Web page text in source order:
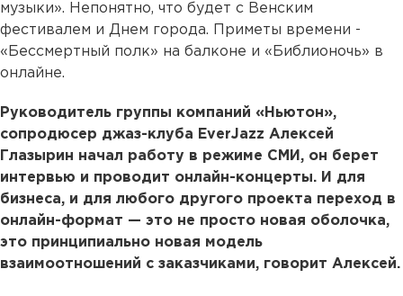
музыки». Непонятно, что будет с Венским
фестивалем и Днем города. Приметы времени -
«Бессмертный полк» на балконе и «Библионочь» в
онлайне.
Руководитель группы компаний «Ньютон»,
сопродюсер джаз-клуба EverJazz Алексей
Глазырин начал работу в режиме СМИ, он берет
интервью и проводит онлайн-концерты. И для
бизнеса, и для любого другого проекта переход в
онлайн-формат — это не просто новая оболочка,
это принципиально новая модель
взаимоотношений с заказчиками, говорит Алексей.